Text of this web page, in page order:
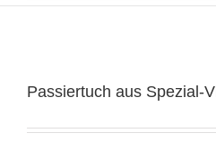
Passiertuch aus Spezial-